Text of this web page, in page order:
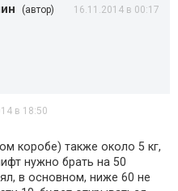
(автор) 16.11.2014 в 00:17
в 18:50
коробе) также около 5 кг,
нужно брать на 50
в основном, ниже 60 не